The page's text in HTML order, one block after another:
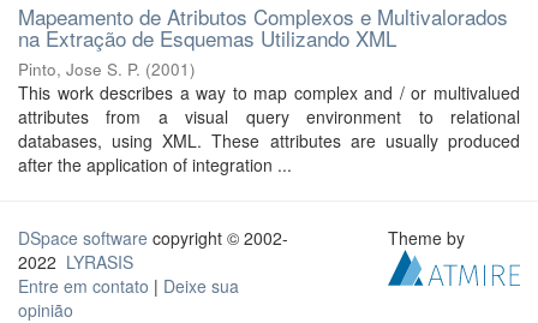
Mapeamento de Atributos Complexos e Multivalorados
na Extração de Esquemas Utilizando XML
Pinto, Jose S. P. (2001)
This work describes a way to map complex and / or multivalued
attributes from a visual query environment to relational
databases, using XML. These attributes are usually produced
after the application of integration ...
DSpace software copyright © 2002-
2022 LYRASIS
Entre em contato | Deixe sua
opinião
Theme by